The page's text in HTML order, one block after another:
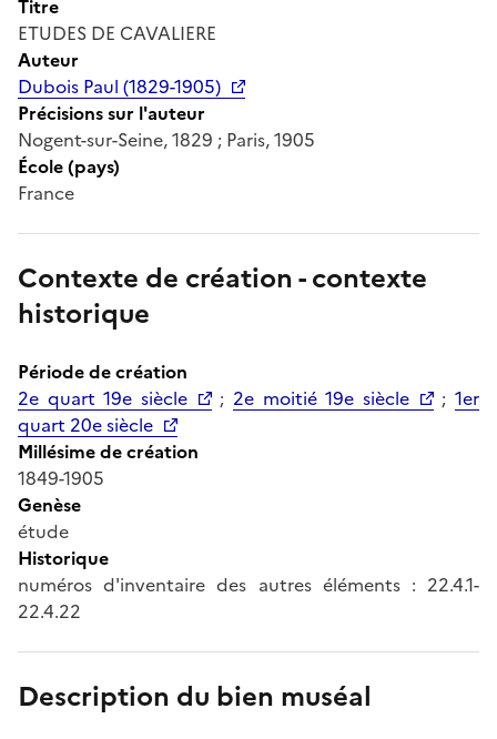
Titre
ETUDES DE CAVALIERE
Auteur
Dubois Paul (1829-1905)
Précisions sur l'auteur
Nogent-sur-Seine, 1829 ; Paris, 1905
École (pays)
France
Contexte de création - contexte
historique
Période de création
2e quart 19e siècle
; 2e moitié 19e siècle ;1er
quart 20e siècle
Millésime de création
1849-1905
Genèse
étude
Historique
numéros d'inventaire des autres éléments : 22.4.1-
22.4.22
Description du bien muséal